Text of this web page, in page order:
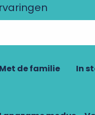
Met de familie In